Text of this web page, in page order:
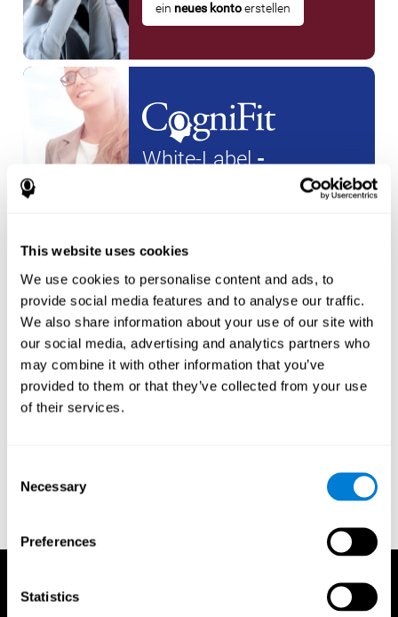
This website uses cookies
We use cookies to personalise content and ads, to
provide social media features and to analyse our traffic.
We also share information about your use of our site with
our social media, advertising and analytics partners who
may combine it with other information that you’ve
provided to them or that they’ve collected from your use
of their services.
Selection
Necessary
Preferences
Statistics
ein neues kontoerstellen
White-Label-
Sportler